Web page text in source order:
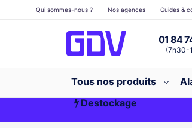
01 84
(7h30-
Qui sommes-nous ? Nos agences Guides &
Tous nos produits
Destockage